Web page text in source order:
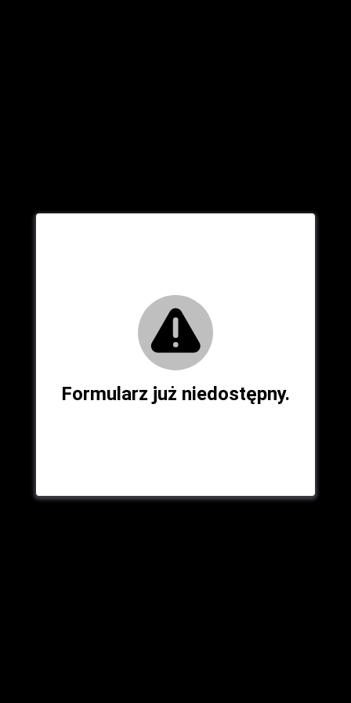
Formularz już niedostępny.